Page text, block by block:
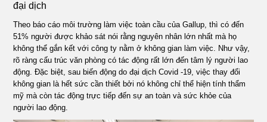
ÁN
SHOWROOM
đại dịch
Theo báo cáo môi trường làm việc toàn cầu của Gallup, thì có đến
51% người được khảo sát nói rằng nguyên nhân lớn nhất mà họ
không thể gắn kết với công ty nằm ở không gian làm việc. Như vậy,
rõ ràng cấu trúc văn phòng có tác động rất lớn đến tâm lý người lao
động. Đặc biệt, sau biến động do đại dịch Covid -19, việc thay đổi
không gian là hết sức cần thiết bởi nó không chỉ thể hiện tính thẩm
mỹ mà còn tác động trực tiếp đến sự an toàn và sức khỏe của
người lao động.